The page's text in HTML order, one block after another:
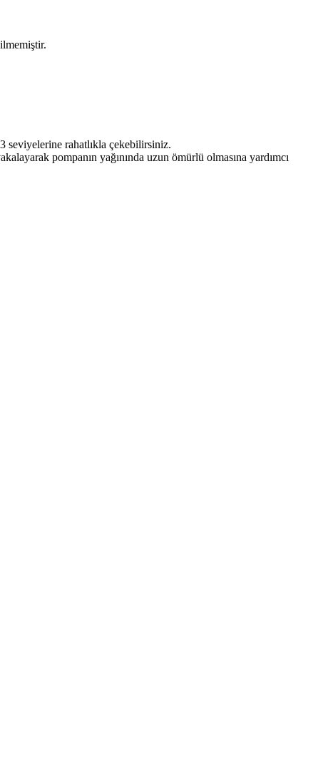
seviyelerine rahatlıkla çekebilirsiniz.
pompanın yağınında uzun ömürlü olmasına yardımcı